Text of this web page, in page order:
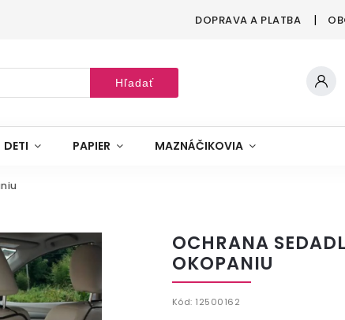
DOPRAVA A PLATBA
Hľadať
DETI PAPIER MAZNÁČIKOVIA
OCHRANA
OKOPANIU
Kód: 12500162